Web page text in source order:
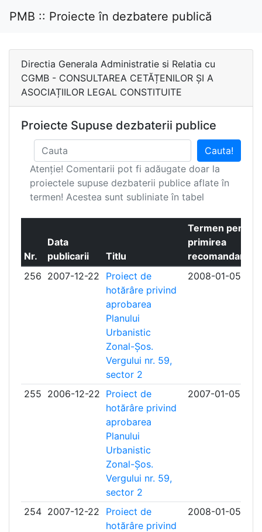
PMB :: Proiecte în dezbatere publică
Directia Generala Administratie si Relatia cu
CGMB - CONSULTAREA CETĂȚENILOR ȘI A
ASOCIAȚIILOR LEGAL CONSTITUITE
Proiecte Supuse dezbaterii publice
Cauta!
Atenție! Comentarii pot fi adăugate doar la
proiectele supuse dezbaterii publice aflate în
termen! Acestea sunt subliniate în tabel
Nr.
Data
publicarii
Titlu
Termen pentru
primirea
recomandarilor
256 2007-12-22
Proiect de
hotărâre privind
aprobarea
Planului
Urbanistic
Zonal-Șos.
Vergului nr. 59,
sector 2
2008-01-05
255 2006-12-22 Proiect de
hotărâre privind
aprobarea
Planului
Urbanistic
Zonal-Șos.
Vergului nr. 59,
sector 2
2007-01-05
254 2007-12-22
Proiect de
hotărâre privind
2008-01-05